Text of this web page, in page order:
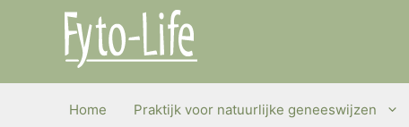
Home Praktijk voor natuurlijke geneeswijzen